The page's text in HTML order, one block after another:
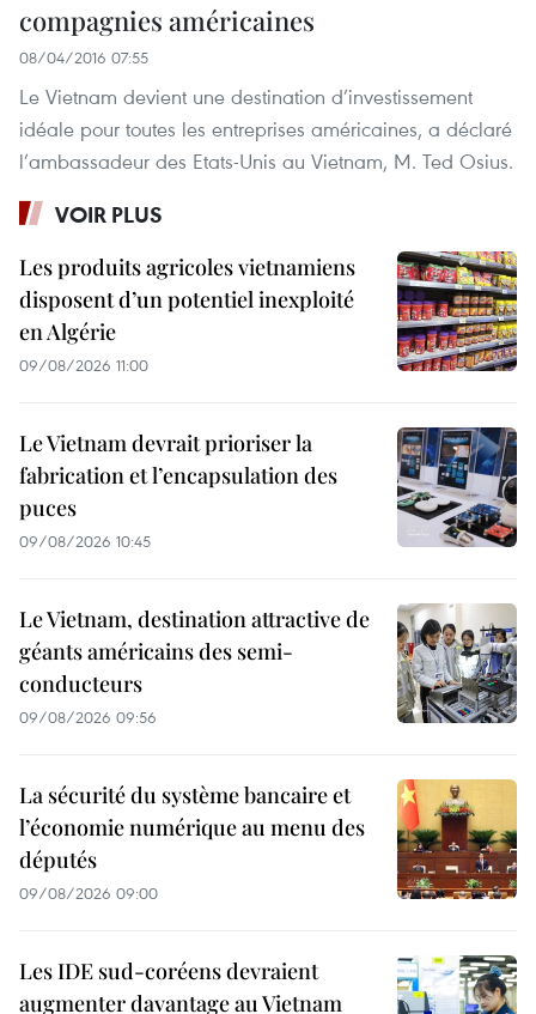
compagnies américaines
08/04/2016 07:55
Le Vietnam devient une destination d’investissement
idéale pour toutes les entreprises américaines, a déclaré
l’ambassadeur des Etats-Unis au Vietnam, M. Ted Osius.
VOIR PLUS
Les produits agricoles vietnamiens
disposent d’un potentiel inexploité
en Algérie
09/08/2026 11:00
Le Vietnam devrait prioriser la
fabrication et l’encapsulation des
puces
09/08/2026 10:45
Le Vietnam, destination attractive de
géants américains des semi-
conducteurs
09/08/2026 09:56
La sécurité du système bancaire et
l’économie numérique au menu des
députés
09/08/2026 09:00
Les IDE sud-coréens devraient
augmenter davantage au Vietnam